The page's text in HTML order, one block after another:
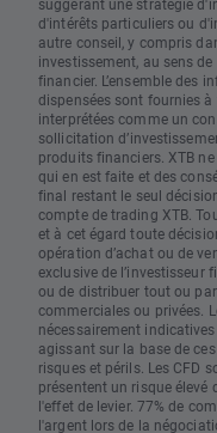
d'intérêts particuliers ou
autre conseil, y compris
investissement, au sens
financier. L’ensemble des
dispensées sont fournies
interprétées comme un
sollicitation
produits financiers. XTB
qui en est faite et des
final restant le seul
compte de trading XTB.
et à cet égard toute
opération d’achat ou de
exclusive de
ou de distribuer tout ou
commerciales ou privées.
nécessairement
agissant sur la base de
risques et périls. Les CFD
présentent un risque élevé
l'effet de levier. 77% de
l'argent lors de la